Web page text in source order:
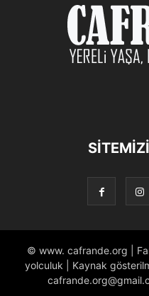
© www. cafrande.org |
yolculuk | Kaynak